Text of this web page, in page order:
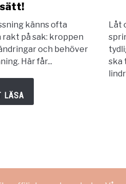
känns ofta
rakt på sak: kroppen
och behöver
Här får...
mask
Låt
ska